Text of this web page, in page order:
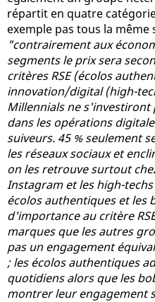
répartit en quatre
exemple pas tous la même
"contrairement aux
segments le prix sera
critères RSE (écolos
innovation/digital (high-
Millennials ne s'investiront
dans les opérations
suiveurs. 45 % seulement
les réseaux sociaux et
on les retrouve surtout
Instagram et les high-
écolos authentiques et les
d'importance au critère
marques que les autres
pas un engagement
; les écolos authentiques
quotidiens alors que les
montrer leur engagement